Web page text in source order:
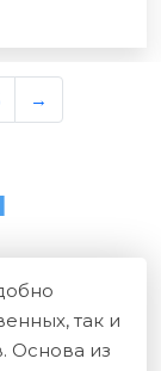
→
так и
Основа из